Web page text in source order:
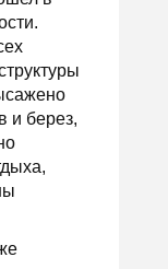
и берез,